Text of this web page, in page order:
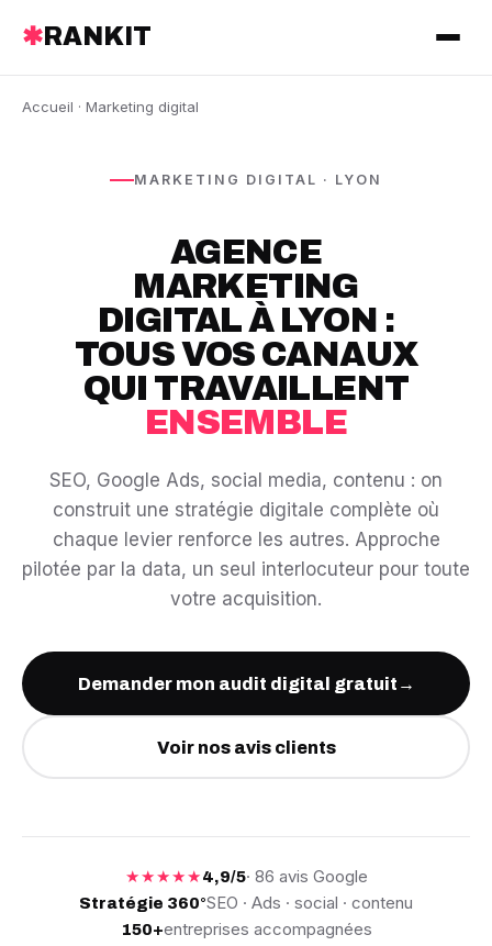
✱ RANKIT
Accueil · Marketing digital
MARKETING DIGITAL · LYON
AGENCE
MARKETING
DIGITAL À LYON :
TOUS VOS CANAUX
QUI TRAVAILLENT
ENSEMBLE
SEO, Google Ads, social media, contenu : on
construit une stratégie digitale complète où
chaque levier renforce les autres. Approche
pilotée par la data, un seul interlocuteur pour toute
votre acquisition.
Demander mon audit digital gratuit →
Voir nos avis clients
★★★★★4,9/5· 86 avis Google
Stratégie 360°SEO · Ads · social · contenu
150+entreprises accompagnées